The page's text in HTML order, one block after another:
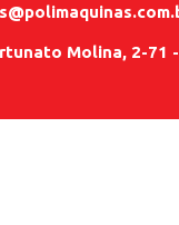
Molina, 2-71